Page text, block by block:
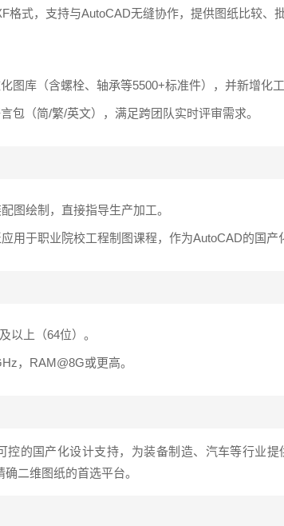
格式，支持与AutoCAD无缝协作，提供图纸比较、
图库（含螺栓、轴承等5500+标准件），并新增化
包（简/繁/英文），满足跨团队实时评审需求。
图绘制，直接指导生产加工。
用于职业院校工程制图课程，作为AutoCAD的国产
以上（64位）。
，RAM@8G或更高。
控的国产化设计支持，为装备制造、汽车等行业
二维图纸的首选平台。